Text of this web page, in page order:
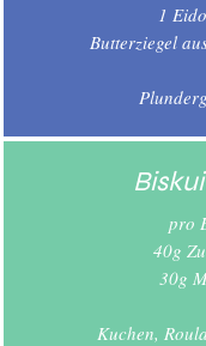
1
Butterziegel
pro
40g
30g
Kuchen,